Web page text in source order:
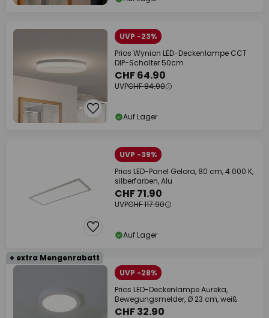
UVP -23%
Prios Wynion LED-Deckenlampe CCT
DIP-Schalter 50cm
CHF 64.90
UVPCHF 84.90
Auf Lager
UVP -39%
Prios LED-Panel Gelora, 80 cm, 4.000 K,
silberfarben, Alu
CHF 71.90
UVPCHF 117.90
Auf Lager
+ extra Mengenrabatt
UVP -28%
Prios LED-Deckenlampe Aureka,
Bewegungsmelder, Ø 23 cm, weiß
CHF 32.90